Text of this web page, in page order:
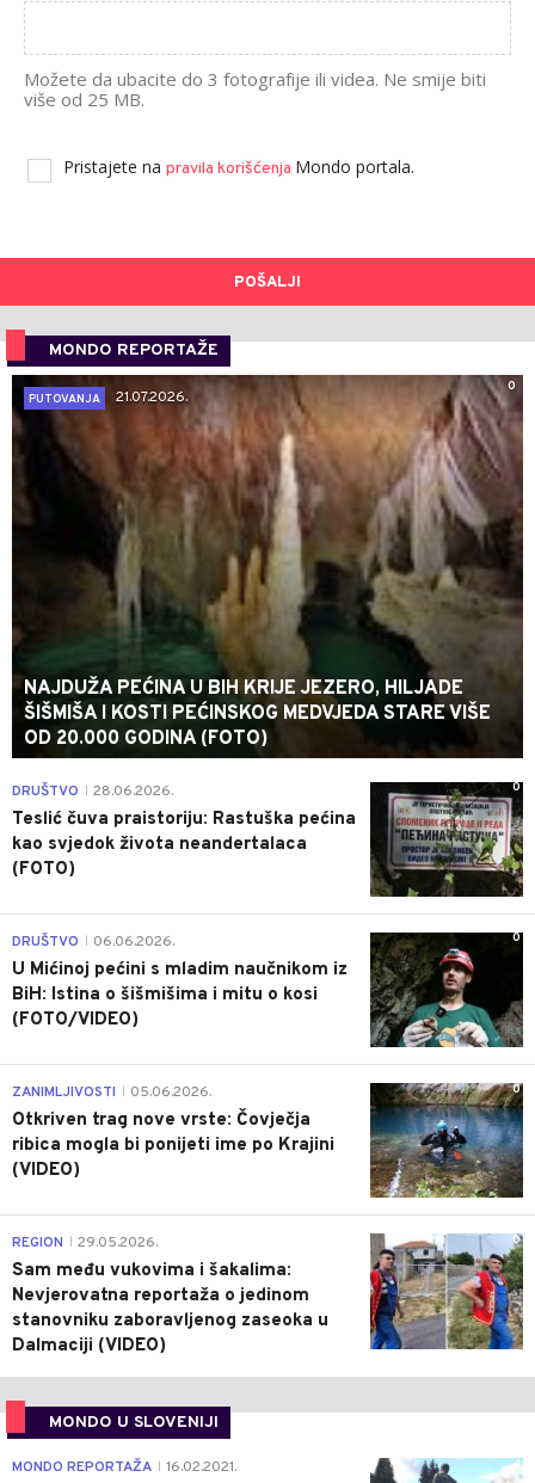
Možete da ubacite do 3 fotografije ili videa. Ne smije biti
više od 25 MB.
Pristajete na pravila korišćenja Mondo portala.
POŠALJI
MONDO REPORTAŽE
0
PUTOVANJA
21.07.2026.
NAJDUŽA PEĆINA U BIH KRIJE JEZERO, HILJADE
ŠIŠMIŠA I KOSTI PEĆINSKOG MEDVJEDA STARE VIŠE
OD 20.000 GODINA (FOTO)
0
DRUŠTVO 28.06.2026.
Teslić čuva praistoriju: Rastuška pećina
kao svjedok života neandertalaca
(FOTO)
0
DRUŠTVO 06.06.2026.
U Mićinoj pećini s mladim naučnikom iz
BiH: Istina o šišmišima i mitu o kosi
(FOTO/VIDEO)
0
ZANIMLJIVOSTI 05.06.2026.
Otkriven trag nove vrste: Čovječja
ribica mogla bi ponijeti ime po Krajini
(VIDEO)
0
REGION 29.05.2026.
Sam među vukovima i šakalima:
Nevjerovatna reportaža o jedinom
stanovniku zaboravljenog zaseoka u
Dalmaciji (VIDEO)
MONDO U SLOVENIJI
4
MONDO REPORTAŽA 16.02.2021.